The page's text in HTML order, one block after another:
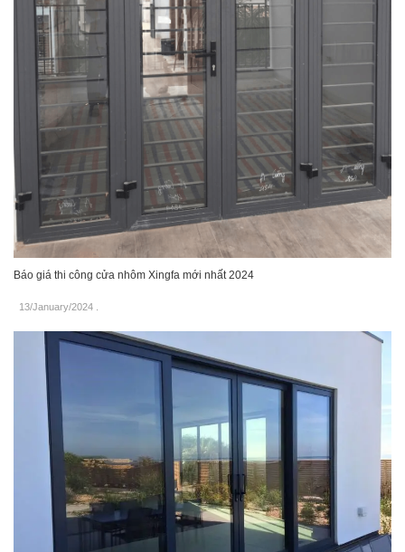
Báo giá thi công cửa nhôm Xingfa mới nhất 2024
13/January/2024